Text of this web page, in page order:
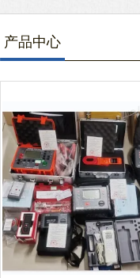
产品中心